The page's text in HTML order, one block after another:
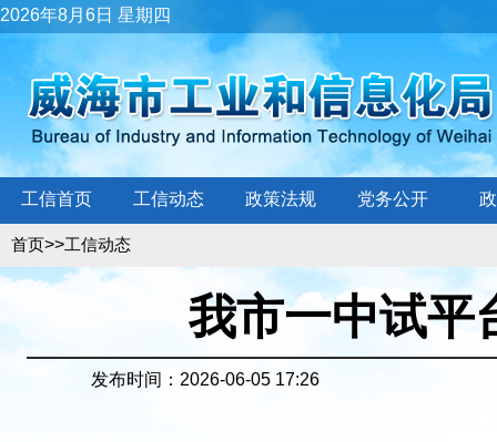
2026年8月6日 星期四
工信首页 工信动态 政策法规 党务公开
首页>>工信动态
我市一中试平
发布时间：2026-06-05 17:26